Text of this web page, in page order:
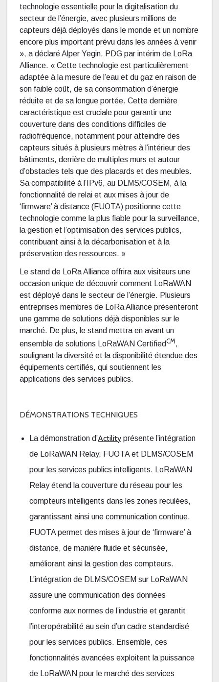
technologie essentielle pour la digitalisation du
secteur de l’énergie, avec plusieurs millions de
capteurs déjà déployés dans le monde et un nombre
encore plus important prévu dans les années à venir
», a déclaré Alper Yegin, PDG par intérim de LoRa
Alliance. « Cette technologie est particulièrement
adaptée à la mesure de l’eau et du gaz en raison de
son faible coût, de sa consommation d’énergie
réduite et de sa longue portée. Cette dernière
caractéristique est cruciale pour garantir une
couverture dans des conditions difficiles de
radiofréquence, notamment pour atteindre des
capteurs situés à plusieurs mètres à l’intérieur des
bâtiments, derrière de multiples murs et autour
d’obstacles tels que des placards et des meubles.
Sa compatibilité à l’IPv6, au DLMS/COSEM, à la
fonctionnalité de relai et aux mises à jour de
‘firmware’ à distance (FUOTA) positionne cette
technologie comme la plus fiable pour la surveillance,
la gestion et l’optimisation des services publics,
contribuant ainsi à la décarbonisation et à la
préservation des ressources. »
Le stand de LoRa Alliance offrira aux visiteurs une
occasion unique de découvrir comment LoRaWAN
est déployé dans le secteur de l’énergie. Plusieurs
entreprises membres de LoRa Alliance présenteront
une gamme de solutions déjà disponibles sur le
marché. De plus, le stand mettra en avant un
ensemble de solutions LoRaWAN CertifiedCM,
soulignant la diversité et la disponibilité étendue des
équipements certifiés, qui soutiennent les
applications des services publics.
DÉMONSTRATIONS TECHNIQUES
La démonstration d’Actility présente l’intégration
de LoRaWAN Relay, FUOTA et DLMS/COSEM
pour les services publics intelligents. LoRaWAN
Relay étend la couverture du réseau pour les
compteurs intelligents dans les zones reculées,
garantissant ainsi une communication continue.
FUOTA permet des mises à jour de ‘firmware’ à
distance, de manière fluide et sécurisée,
améliorant ainsi la gestion des compteurs.
L’intégration de DLMS/COSEM sur LoRaWAN
assure une communication des données
conforme aux normes de l’industrie et garantit
l’interopérabilité au sein d’un cadre standardisé
pour les services publics. Ensemble, ces
fonctionnalités avancées exploitent la puissance
de LoRaWAN pour le marché des services